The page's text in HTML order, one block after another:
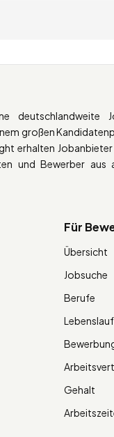
deutschlandweite
großen
erhalten
und Bewerber aus
Für
Übersicht
Jobsuche
Berufe
Lebenslauf
Gehalt